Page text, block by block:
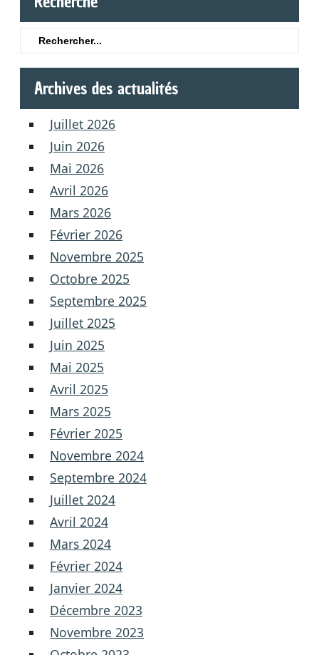
Archives des actualités
Juillet 2026
Juin 2026
Mai 2026
Avril 2026
Mars 2026
Février 2026
Novembre 2025
Octobre 2025
Septembre 2025
Juillet 2025
Juin 2025
Mai 2025
Avril 2025
Mars 2025
Février 2025
Novembre 2024
Septembre 2024
Juillet 2024
Avril 2024
Mars 2024
Février 2024
Janvier 2024
Décembre 2023
Novembre 2023